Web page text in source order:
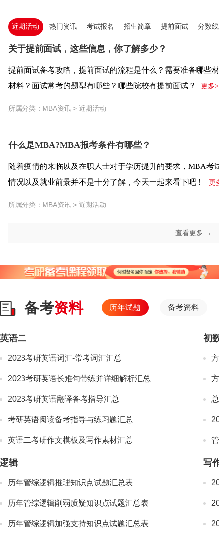
近期活动 热门资讯 考试报名 招生简章 提前面试 分数线
关于提前面试，这些信息，你了解多少？
提前面试备考攻略，提前面试的流程是什么？需要准备哪些
材料？面试常考的题型有哪些？哪些院校有提前面试？
更多>
所属分类： MBA资讯 > 近期活动
什么是MBA?MBA报考条件有哪些？
随着疫情的来临以及在职人士对于学历提升的要求，MBA
情况以及就业前景并不是十分了解，今天一起来看下吧！
更
所属分类： MBA资讯 > 近期活动
查看更多 →
备考资料 历年试题 备考资料
英语二
2023考研英语词汇-常考词汇汇总
2023考研英语长难句带练并详细解析汇总
2023考研英语翻译备考指导汇总
考研英语阅读备考指导与练习题汇总
英语二考研作文模板及写作素材汇总
初
逻辑
历年管综逻辑推理知识点试题汇总表
历年管综逻辑削弱质疑知识点试题汇总表
历年管综逻辑加强支持知识点试题汇总表
写